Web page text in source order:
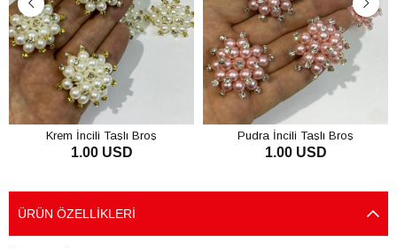
Krem İncili Taşlı Broş
1.00 USD
Pudra İncili Taşlı Broş
1.00 USD
ÜRÜN ÖZELLIKLERI